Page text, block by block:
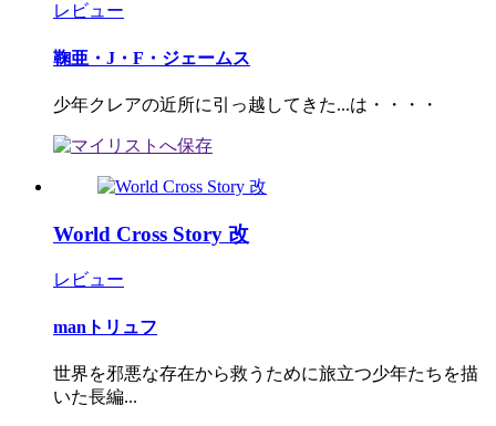
レビュー
鞠亜・J・F・ジェームス
少年クレアの近所に引っ越してきた...は・・・・
World Cross Story 改
レビュー
manトリュフ
世界を邪悪な存在から救うために旅立つ少年たちを描
いた長編...